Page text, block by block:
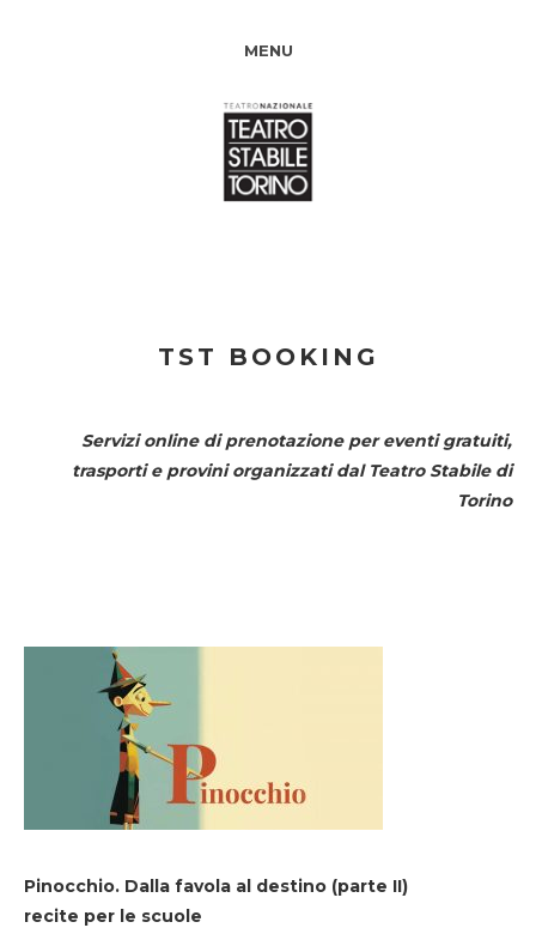
MENU
TST BOOKING
Servizi online di prenotazione per eventi gratuiti,
trasporti e provini organizzati dal Teatro Stabile di
Torino
Pinocchio. Dalla favola al destino (parte II)
recite per le scuole